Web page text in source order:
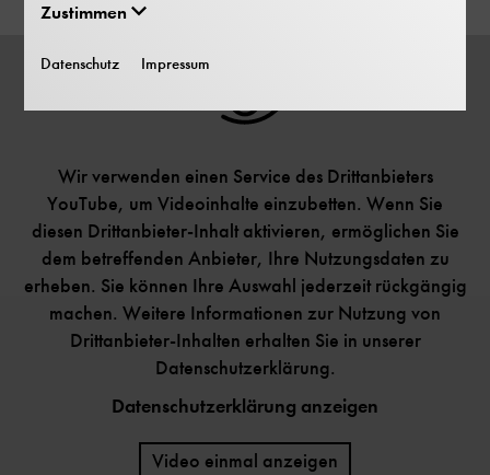
Wir verwenden einen Service des Drittanbieters
YouTube, um Videoinhalte einzubetten. Wenn Sie
diesen Drittanbieter-Inhalt aktivieren, ermöglichen Sie
dem betreffenden Anbieter, Ihre Nutzungsdaten zu
erheben. Sie können Ihre Auswahl jederzeit rückgängig
machen. Weitere Informationen zur Nutzung von
Drittanbieter-Inhalten erhalten Sie in unserer
Datenschutzerklärung.
Datenschutzerklärung anzeigen
Video einmal anzeigen
Zustimmen
Datenschutz Impressum